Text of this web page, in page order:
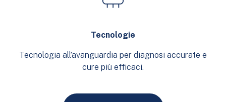
Tecnologie
Tecnologia all’avanguardia per diagnosi accurate e
cure più efficaci.